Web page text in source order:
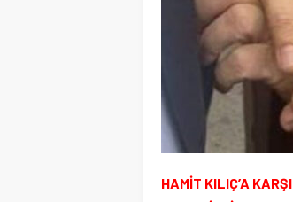
HAMİT KILIÇ’A KARŞI